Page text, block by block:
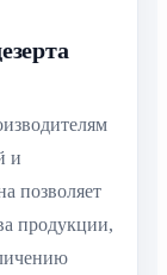
и
позволяет
продукции,